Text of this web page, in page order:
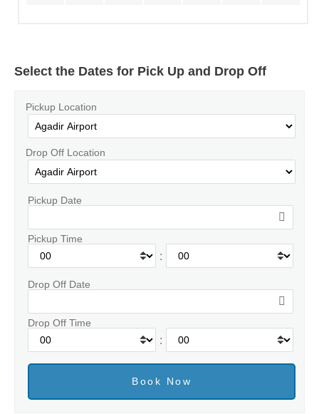
Select the Dates for Pick Up and Drop Off
Pickup Location
Drop Off Location
Pickup Date
Pickup Time
:
Drop Off Date
Drop Off Time
: